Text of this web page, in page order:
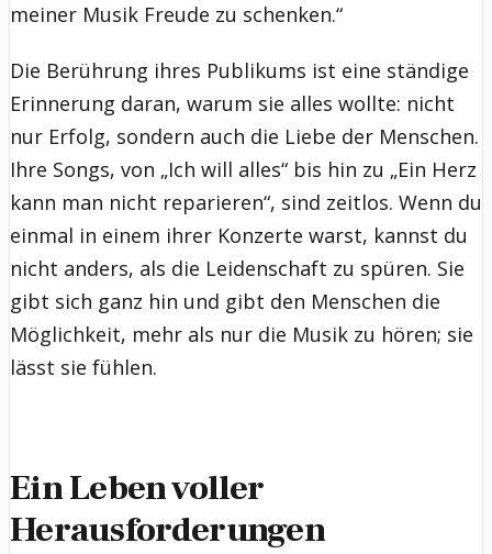
meiner Musik Freude zu schenken.“
Die Berührung ihres Publikums ist eine ständige
Erinnerung daran, warum sie alles wollte: nicht
nur Erfolg, sondern auch die Liebe der Menschen.
Ihre Songs, von „Ich will alles“ bis hin zu „Ein Herz
kann man nicht reparieren“, sind zeitlos. Wenn du
einmal in einem ihrer Konzerte warst, kannst du
nicht anders, als die Leidenschaft zu spüren. Sie
gibt sich ganz hin und gibt den Menschen die
Möglichkeit, mehr als nur die Musik zu hören; sie
lässt sie fühlen.
Ein Leben voller
Herausforderungen